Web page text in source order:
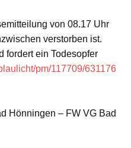
von 08.17 Uhr
verstorben ist.
fordert ein Todesopfer
pm/117709/631176
Hönningen – FW VG Bad